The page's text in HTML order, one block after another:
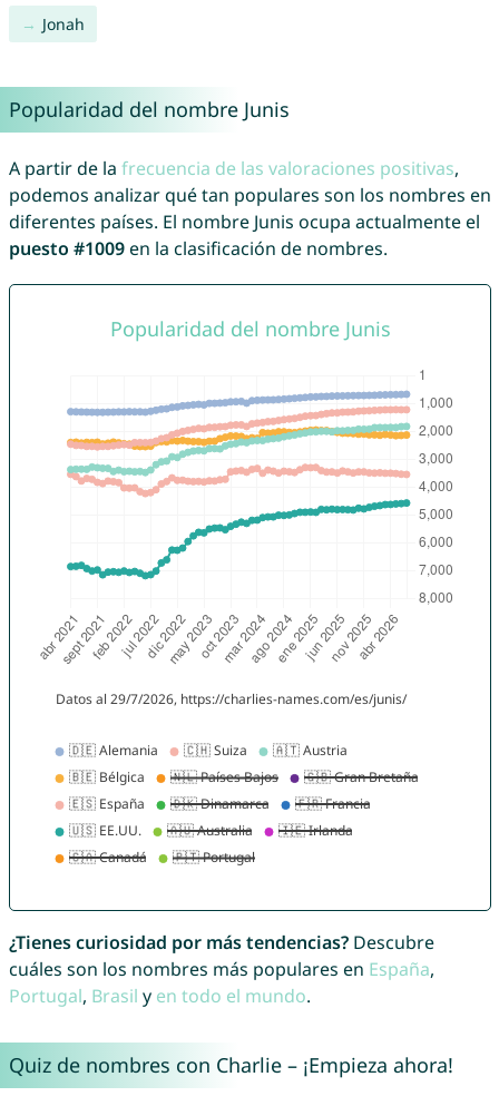
Jonah
Popularidad del nombre Junis
A partir de la frecuencia de las valoraciones positivas,
podemos analizar qué tan populares son los nombres en
diferentes países. El nombre Junis ocupa actualmente el
puesto #1009en la clasificación de nombres.
¿Tienes curiosidad por más tendencias?Descubre
cuáles son los nombres más populares en España,
Portugal, Brasil y en todo el mundo.
Quiz de nombres con Charlie – ¡Empieza ahora!